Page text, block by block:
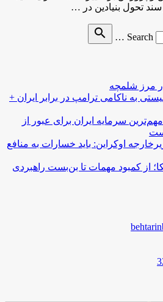
سند تحول بنیادین در …
Search …
search
مرز شلمچه
به ناکامی ترامپ در برابر ایران +
سرمایه ایران برای عبور از
اوکراین: باید خسارات به منافع
از کمبود مهمات تا بن‌بست راهبردی